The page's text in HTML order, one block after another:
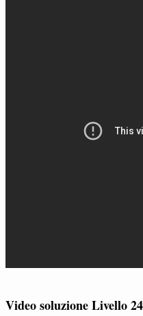
Video soluzione Livello